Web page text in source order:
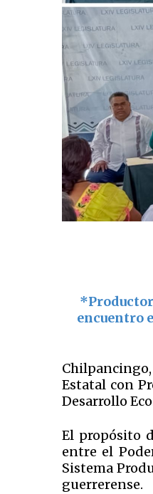
encuentro
Estatal con
Desarrollo
El propósito
entre el
Sistema
guerrerense.